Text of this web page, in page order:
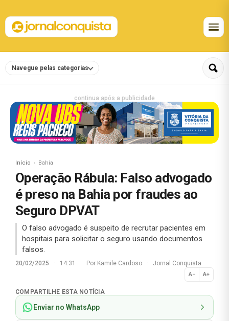
Navegue pelas categorias
continua após a publicidade
Início Bahia
Operação Rábula: Falso advogado
é preso na Bahia por fraudes ao
Seguro DPVAT
O falso advogado é suspeito de recrutar pacientes em
hospitais para solicitar o seguro usando documentos
falsos.
20/02/2025 · 14:31 · Por Kamile Cardoso · Jornal Conquista
A− A+
Normal
COMPARTILHE ESTA NOTÍCIA
Enviar no WhatsApp